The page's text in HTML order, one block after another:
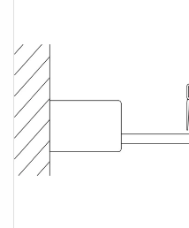
d'étanchéité horizontale
avec seuil (hauteur 6 mm)
(sans plancher) En
étanchéité absolue ne
avec matériel de fixation
PPP